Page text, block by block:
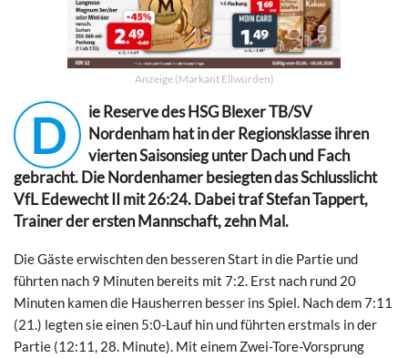
Anzeige (Markant Ellwürden)
D
ie Reserve des HSG Blexer TB/SV
Nordenham hat in der Regionsklasse ihren
vierten Saisonsieg unter Dach und Fach
gebracht. Die Nordenhamer besiegten das Schlusslicht
VfL Edewecht II mit 26:24. Dabei traf Stefan Tappert,
Trainer der ersten Mannschaft, zehn Mal.
Die Gäste erwischten den besseren Start in die Partie und
führten nach 9 Minuten bereits mit 7:2. Erst nach rund 20
Minuten kamen die Hausherren besser ins Spiel. Nach dem 7:11
(21.) legten sie einen 5:0-Lauf hin und führten erstmals in der
Partie (12:11, 28. Minute). Mit einem Zwei-Tore-Vorsprung